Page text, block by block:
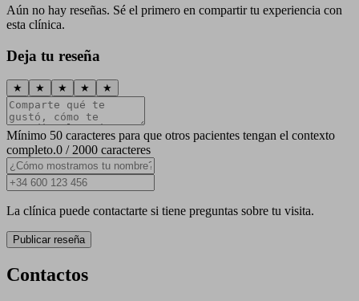
Aún no hay reseñas. Sé el primero en compartir tu experiencia con
esta clínica.
Deja tu reseña
★ ★ ★ ★ ★
Mínimo 50 caracteres para que otros pacientes tengan el contexto
completo.0 / 2000 caracteres
La clínica puede contactarte si tiene preguntas sobre tu visita.
Publicar reseña
Contactos